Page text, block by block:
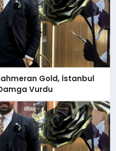
Gold, İstanbul
Vurdu